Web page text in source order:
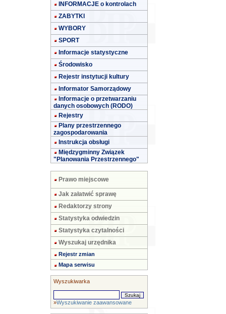
INFORMACJE o kontrolach
ZABYTKI
WYBORY
SPORT
Informacje statystyczne
Środowisko
Rejestr instytucji kultury
Informator Samorządowy
Informacje o przetwarzaniu
danych osobowych (RODO)
Rejestry
Plany przestrzennego
zagospodarowania
Instrukcja obsługi
Międzygminny Związek
"Planowania Przestrzennego"
Prawo miejscowe
Jak załatwić sprawę
Redaktorzy strony
Statystyka odwiedzin
Statystyka czytalności
Wyszukaj urzędnika
Rejestr zmian
Mapa serwisu
Wyszukiwarka
»Wyszukiwanie zaawansowane